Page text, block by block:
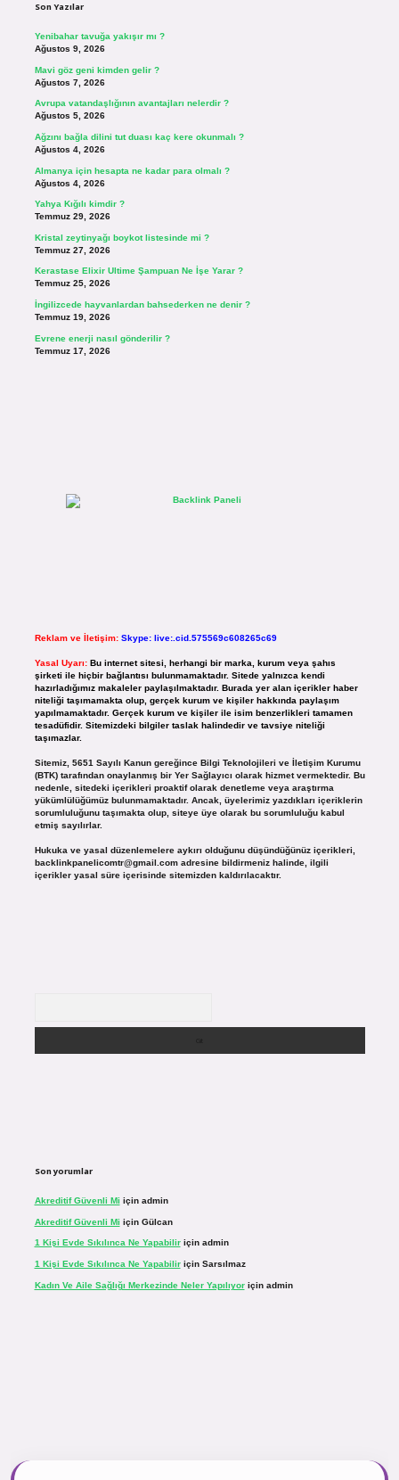
Son Yazılar
Yenibahar tavuğa yakışır mı ?
Ağustos 9, 2026
Mavi göz geni kimden gelir ?
Ağustos 7, 2026
Avrupa vatandaşlığının avantajları nelerdir ?
Ağustos 5, 2026
Ağzını bağla dilini tut duası kaç kere okunmalı ?
Ağustos 4, 2026
Almanya için hesapta ne kadar para olmalı ?
Ağustos 4, 2026
Yahya Kığılı kimdir ?
Temmuz 29, 2026
Kristal zeytinyağı boykot listesinde mi ?
Temmuz 27, 2026
Kerastase Elixir Ultime Şampuan Ne İşe Yarar ?
Temmuz 25, 2026
İngilizcede hayvanlardan bahsederken ne denir ?
Temmuz 19, 2026
Evrene enerji nasıl gönderilir ?
Temmuz 17, 2026
Reklam ve İletişim: Skype: live:.cid.575569c608265c69
Yasal Uyarı: Bu internet sitesi, herhangi bir marka, kurum veya şahıs
şirketi ile hiçbir bağlantısı bulunmamaktadır. Sitede yalnızca kendi
hazırladığımız makaleler paylaşılmaktadır. Burada yer alan içerikler haber
niteliği taşımamakta olup, gerçek kurum ve kişiler hakkında paylaşım
yapılmamaktadır. Gerçek kurum ve kişiler ile isim benzerlikleri tamamen
tesadüfidir. Sitemizdeki bilgiler taslak halindedir ve tavsiye niteliği
taşımazlar.
Sitemiz, 5651 Sayılı Kanun gereğince Bilgi Teknolojileri ve İletişim Kurumu
(BTK) tarafından onaylanmış bir Yer Sağlayıcı olarak hizmet vermektedir. Bu
nedenle, sitedeki içerikleri proaktif olarak denetleme veya araştırma
yükümlülüğümüz bulunmamaktadır. Ancak, üyelerimiz yazdıkları içeriklerin
sorumluluğunu taşımakta olup, siteye üye olarak bu sorumluluğu kabul
etmiş sayılırlar.
Hukuka ve yasal düzenlemelere aykırı olduğunu düşündüğünüz içerikleri,
backlinkpanelicomtr@gmail.comadresine bildirmeniz halinde, ilgili
içerikler yasal süre içerisinde sitemizden kaldırılacaktır.
Son yorumlar
Akreditif Güvenli Mi için admin
Akreditif Güvenli Mi için Gülcan
1 Kişi Evde Sıkılınca Ne Yapabiliriçin admin
1 Kişi Evde Sıkılınca Ne Yapabiliriçin Sarsılmaz
Kadın Ve Aile Sağlığı Merkezinde Neler Yapılıyoriçin admin